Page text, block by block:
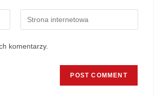
komentarzy.